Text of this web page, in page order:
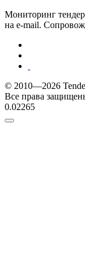
Мониторинг
на e-mail.
© 2010—2026
Все права
0.02265